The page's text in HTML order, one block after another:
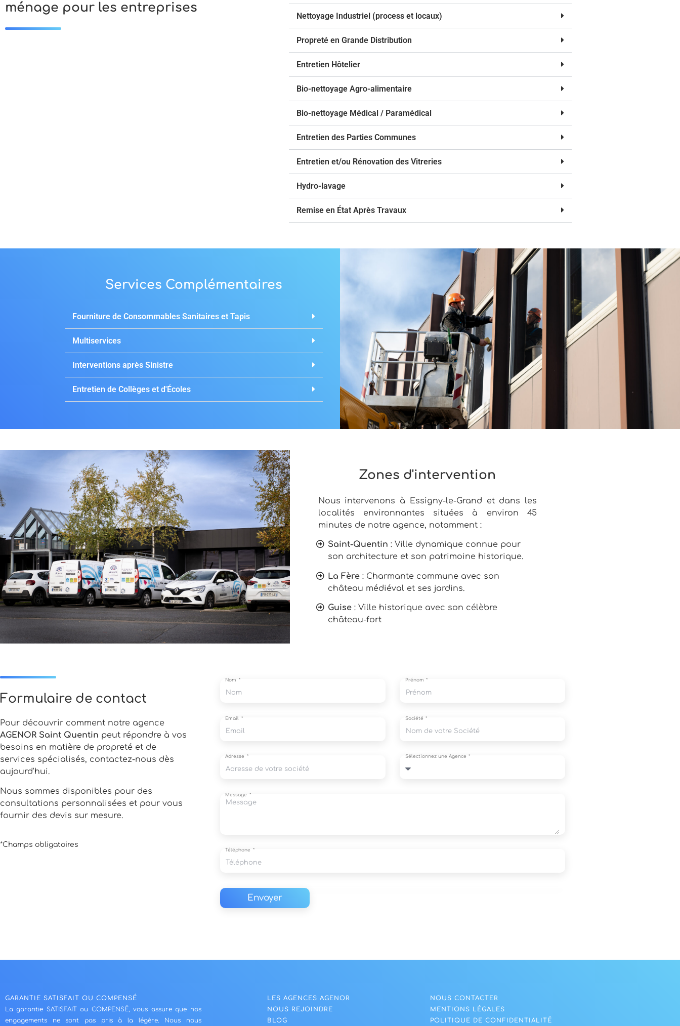
ménage pour les entreprises
Nettoyage Industriel (process et locaux)
Propreté en Grande Distribution
Entretien Hôtelier
Bio-nettoyage Agro-alimentaire
Bio-nettoyage Médical / Paramédical
Entretien des Parties Communes
Entretien et/ou Rénovation des Vitreries
Hydro-lavage
Remise en État Après Travaux
Services Complémentaires
Fourniture de Consommables Sanitaires et Tapis
Multiservices
Interventions après Sinistre
Entretien de Collèges et d'Écoles
Zones d'intervention
Nous intervenons à Essigny-le-Grand et dans les
localités environnantes situées à environ 45
minutes de notre agence, notamment :
Saint-Quentin : Ville dynamique connue pour
son architecture et son patrimoine historique.
La Fère: Charmante commune avec son
château médiéval et ses jardins.
Guise: Ville historique avec son célèbre
château-fort
Formulaire de contact
Pour découvrir comment notre agence
AGENOR Saint Quentin peut répondre à vos
besoins en matière de propreté et de
services spécialisés, contactez-nous dès
aujourd’hui.
Nous sommes disponibles pour des
consultations personnalisées et pour vous
fournir des devis sur mesure.
*Champs obligatoires
Nom Prénom
Email Société
Adresse Sélectionnez une Agence
Message
Téléphone
Envoyer
GARANTIE SATISFAIT OU COMPENSÉ
La garantie SATISFAIT ou COMPENSÉ, vous assure que nos
engagements ne sont pas pris à la légère. Nous nous
LES AGENCES AGENOR
NOUS REJOINDRE
BLOG
NOUS CONTACTER
MENTIONS LÉGALES
POLITIQUE DE CONFIDENTIALITÉ